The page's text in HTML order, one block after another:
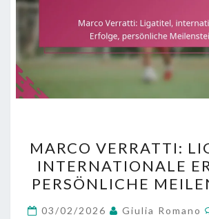
MARCO VERRATTI:
INTERNATIONALE
PERSÖNLICHE
03/02/2026 Giulia Romano